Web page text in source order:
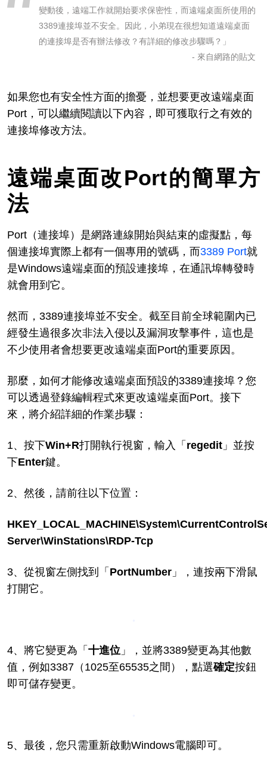
變動後，遠端工作就開始要求保密性，而遠端桌面所使用的
3389連接埠並不安全。因此，小弟現在很想知道遠端桌面
的連接埠是否有辦法修改？有詳細的修改步驟嗎？」
- 來自網路的貼文
如果您也有安全性方面的擔憂，並想要更改遠端桌面
Port，可以繼續閱讀以下內容，即可獲取行之有效的
連接埠修改方法。
遠端桌面改Port的簡單方
法
Port（連接埠）是網路連線開始與結束的虛擬點，每
個連接埠實際上都有一個專用的號碼，而3389 Port就
是Windows遠端桌面的預設連接埠，在通訊埠轉發時
就會用到它。
然而，3389連接埠並不安全。截至目前全球範圍內已
經發生過很多次非法入侵以及漏洞攻擊事件，這也是
不少使用者會想要更改遠端桌面Port的重要原因。
那麼，如何才能修改遠端桌面預設的3389連接埠？您
可以透過登錄編輯程式來更改遠端桌面Port。接下
來，將介紹詳細的作業步驟：
1、按下Win+R打開執行視窗，輸入「 regedit 」並按
下Enter鍵。
2、然後，請前往以下位置：
Server\WinStations\RDP-Tcp
3、從視窗左側找到「 PortNumber 」，連按兩下滑鼠
打開它。
4、將它變更為「 十進位 」，並將3389變更為其他數
值，例如3387（1025至65535之間），點選確定按鈕
即可儲存變更。
5、最後，您只需重新啟動Windows電腦即可。